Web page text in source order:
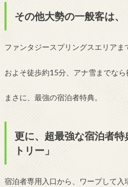
その他大勢の一般客は、
ファンタジースプリングスエリアま
およそ徒歩約15分、アナ雪までなら
まさに、最強の宿泊者特典。
更に、超最強な宿泊者
トリー」
宿泊者専用入口から、ワープして入